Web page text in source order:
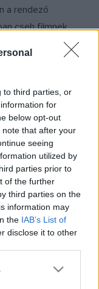
to third parties, or
for
below opt-out
that after your
seeing
utilized by
parties prior to
of the further
third parties on the
information may
the IAB’s List of
disclose it to other
or more Google
a rendező
cseh filmnek
A külföldi
ha a
Foster amerikai
díjas brit
a gyenge és
tanácsadója.
a brit
ausztrál színésznő,
a prágai
videón küldött